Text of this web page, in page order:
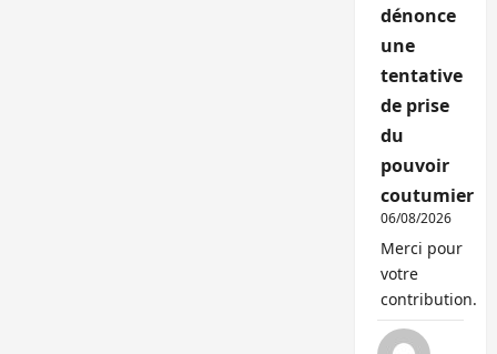
dénonce
une
tentative
de prise
du
pouvoir
coutumier
06/08/2026
Merci pour
votre
contribution.